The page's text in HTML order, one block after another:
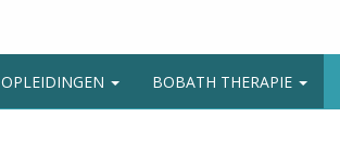
OPLEIDINGEN BOBATH THERAPIE